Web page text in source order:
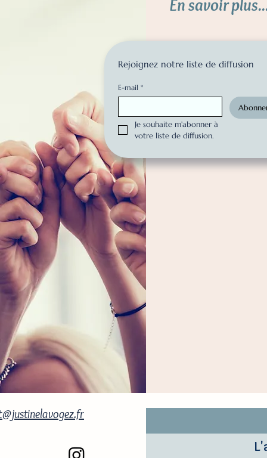
En savoir
Rejoignez notre liste de diffusion
E-mail *
Je souhaite m'abonner à
votre liste de diffusion.